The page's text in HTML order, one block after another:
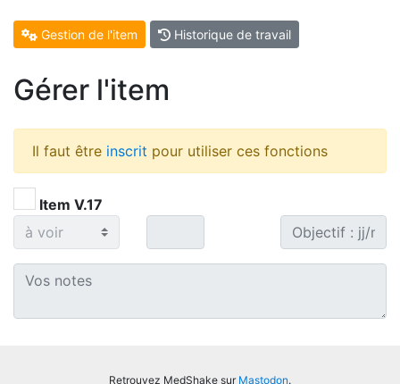
Gestion de l'item Historique de travail
Gérer l'item
Il faut être inscrit pour utiliser ces fonctions
Item V.17
Retrouvez MedShake sur Mastodon.